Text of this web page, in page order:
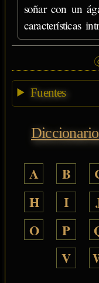
soñar con un
características
Fuentes
A B
H
I
O
P
V